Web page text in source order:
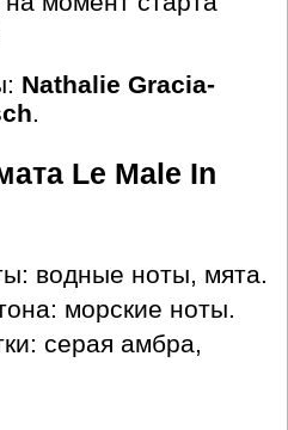
Nathalie Gracia-
.
Le Male In
водные ноты, мята.
морские ноты.
серая амбра,